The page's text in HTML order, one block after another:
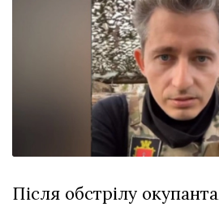
Гамлет
Зіньківський
залишив у
Луцьку
три...
27 Липня 2026
782 переглядів
Всі розділи
Афіша
Після обстрілу